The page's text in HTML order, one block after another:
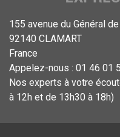
155 avenue du Général
92140 CLAMART
France
Appelez-nous : 01 46 01
Nos experts à votre
à 12h et de 13h30 à 18h)